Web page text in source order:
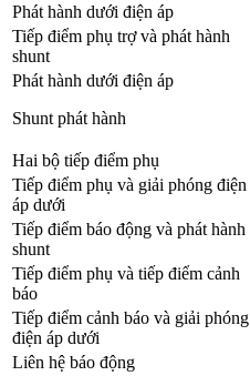
Phát hành dưới điện áp
Tiếp điểm phụ trợ và phát hành
shunt
Phát hành dưới điện áp
Shunt phát hành
Hai bộ tiếp điểm phụ
Tiếp điểm phụ và giải phóng điện
áp dưới
Tiếp điểm báo động và phát hành
shunt
Tiếp điểm phụ và tiếp điểm cảnh
báo
Tiếp điểm cảnh báo và giải phóng
điện áp dưới
Liên hệ báo động